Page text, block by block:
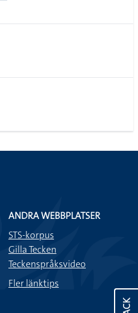
ANDRA WEBBPLATSER
STS-korpus
Gilla Tecken
Teckenspråksvideo
Fler länktips